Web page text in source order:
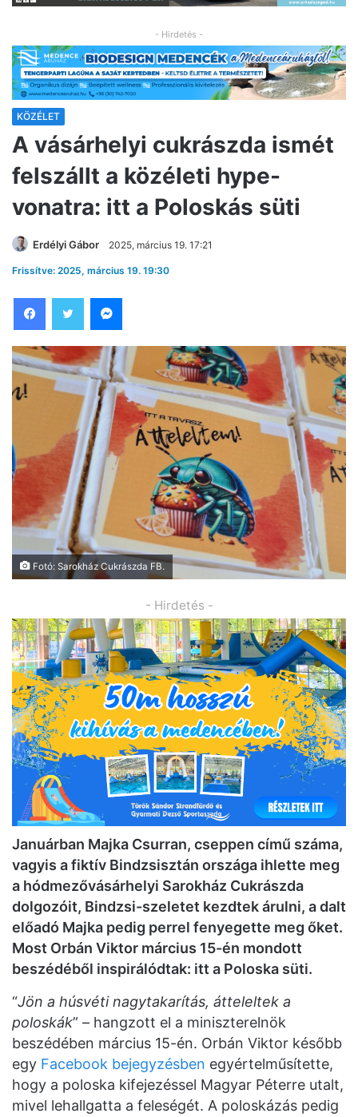
- Hirdetés -
KÖZÉLET
A vásárhelyi cukrászda ismét
felszállt a közéleti hype-
vonatra: itt a Poloskás süti
Erdélyi Gábor 2025, március 19. 17:21
Frissítve: 2025, március 19. 19:30
Fotó: Sarokház Cukrászda FB.
- Hirdetés -
Januárban Majka Csurran, cseppen című száma,
vagyis a fiktív Bindzsisztán országa ihlette meg
a hódmezővásárhelyi Sarokház Cukrászda
dolgozóit, Bindzsi-szeletet kezdtek árulni, a dalt
előadó Majka pedig perrel fenyegette meg őket.
Most Orbán Viktor március 15-én mondott
beszédéből inspirálódtak: itt a Poloska süti.
“Jön a húsvéti nagytakarítás, átteleltek a
poloskák” – hangzott el a miniszterelnök
beszédében március 15-én. Orbán Viktor később
egy Facebook bejegyzésben egyértelműsítette,
hogy a poloska kifejezéssel Magyar Péterre utalt,
mivel lehallgatta a feleségét. A poloskázás pedig